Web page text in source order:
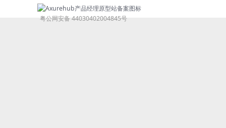
粤公网安备 44030402004845号